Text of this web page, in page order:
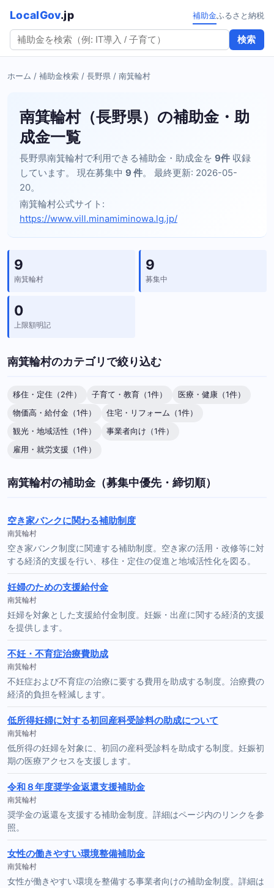
LocalGov.jp
検索
補助金ふるさと納税
ホーム / 補助金検索 / 長野県 / 南箕輪村
南箕輪村（長野県）の補助金・助
成金一覧
長野県南箕輪村で利用できる補助金・助成金を 9件 収録
しています。 現在募集中 9 件。 最終更新: 2026-05-
20。
南箕輪村公式サイト:
https://www.vill.minamiminowa.lg.jp/
9
南箕輪村
9
募集中
0
上限額明記
南箕輪村のカテゴリで絞り込む
移住・定住（2件） 子育て・教育（1件）
医療・健康（1件）
物価高・給付金（1件）
住宅・リフォーム（1件）
観光・地域活性（1件）
事業者向け（1件）
雇用・就労支援（1件）
南箕輪村の補助金（募集中優先・締切順）
空き家バンクに関わる補助制度
南箕輪村
空き家バンク制度に関連する補助制度。空き家の活用・改修等に対
する経済的支援を行い、移住・定住の促進と地域活性化を図る。
妊婦のための支援給付金
南箕輪村
妊婦を対象とした支援給付金制度。妊娠・出産に関する経済的支援
を提供します。
不妊・不育症治療費助成
南箕輪村
不妊症および不育症の治療に要する費用を助成する制度。治療費の
経済的負担を軽減します。
低所得妊婦に対する初回産科受診料の助成について
南箕輪村
低所得の妊婦を対象に、初回の産科受診料を助成する制度。妊娠初
期の医療アクセスを支援します。
令和８年度奨学金返還支援補助金
南箕輪村
奨学金の返還を支援する補助金制度。詳細はページ内のリンクを参
照。
女性の働きやすい環境整備補助金
南箕輪村
女性が働きやすい環境を整備する事業者向けの補助金制度。詳細は